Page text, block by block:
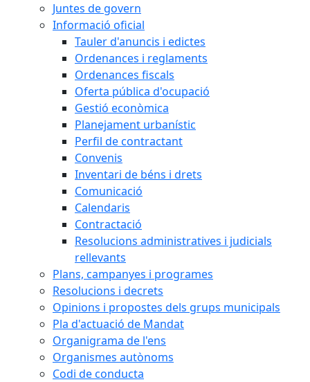
Juntes de govern
Informació oficial
Tauler d'anuncis i edictes
Ordenances i reglaments
Ordenances fiscals
Oferta pública d'ocupació
Gestió econòmica
Planejament urbanístic
Perfil de contractant
Convenis
Inventari de béns i drets
Comunicació
Calendaris
Contractació
Resolucions administratives i judicials
rellevants
Plans, campanyes i programes
Resolucions i decrets
Opinions i propostes dels grups municipals
Pla d'actuació de Mandat
Organigrama de l'ens
Organismes autònoms
Codi de conducta